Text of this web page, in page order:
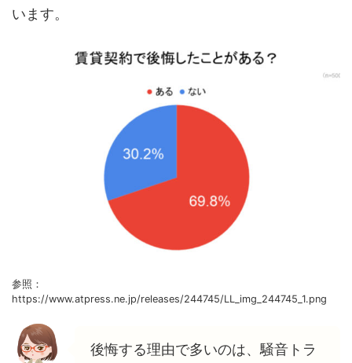
います。
参照：
https://www.atpress.ne.jp/releases/244745/LL_img_244745_1.png
後悔する理由で多いのは、騒音トラ